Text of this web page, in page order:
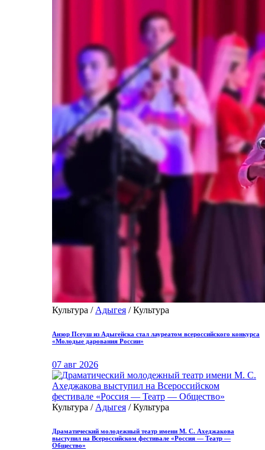
Культура / Адыгея / Культура
Анзор Псеуш из Адыгейска стал лауреатом всероссийского конкурса
«Молодые дарования России»
07 авг 2026
Культура / Адыгея / Культура
Драматический молодежный театр имени М. С. Ахеджакова
выступил на Всероссийском фестивале «Россия — Театр —
Общество»